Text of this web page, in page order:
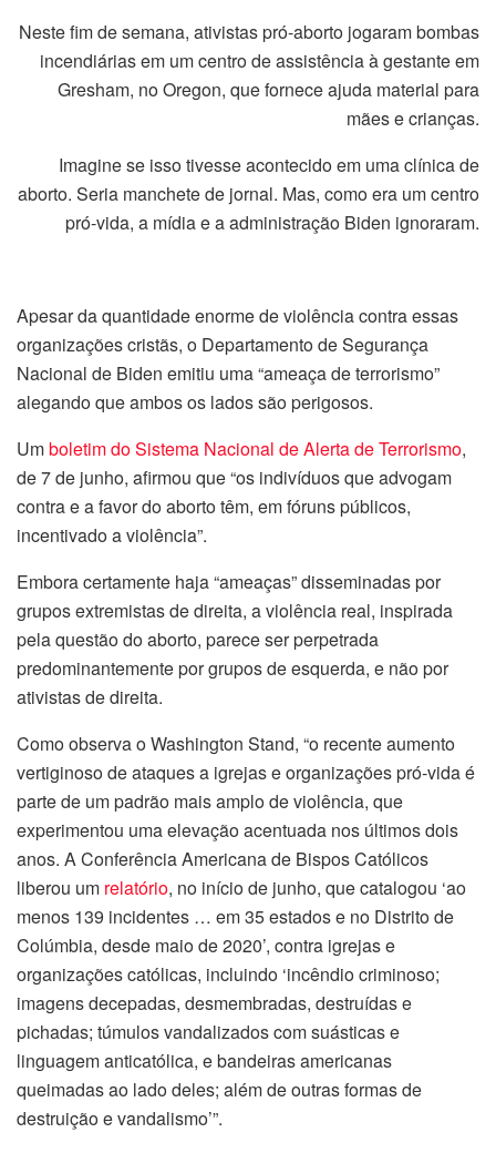
Neste fim de semana, ativistas pró-aborto jogaram bombas
incendiárias em um centro de assistência à gestante em
Gresham, no Oregon, que fornece ajuda material para
mães e crianças.
Imagine se isso tivesse acontecido em uma clínica de
aborto. Seria manchete de jornal. Mas, como era um centro
pró-vida, a mídia e a administração Biden ignoraram.
Apesar da quantidade enorme de violência contra essas
organizações cristãs, o Departamento de Segurança
Nacional de Biden emitiu uma “ameaça de terrorismo”
alegando que ambos os lados são perigosos.
Umboletim do Sistema Nacional de Alerta de Terrorismo,
de 7 de junho, afirmou que “os indivíduos que advogam
contra e a favor do aborto têm, em fóruns públicos,
incentivado a violência”.
Embora certamente haja “ameaças” disseminadas por
grupos extremistas de direita, a violência real, inspirada
pela questão do aborto, parece ser perpetrada
predominantemente por grupos de esquerda, e não por
ativistas de direita.
Como observa o Washington Stand, “o recente aumento
vertiginoso de ataques a igrejas e organizações pró-vida é
parte de um padrão mais amplo de violência, que
experimentou uma elevação acentuada nos últimos dois
anos. A Conferência Americana de Bispos Católicos
liberou um relatório, no início de junho, que catalogou ‘ao
menos 139 incidentes … em 35 estados e no Distrito de
Colúmbia, desde maio de 2020’, contra igrejas e
organizações católicas, incluindo ‘incêndio criminoso;
imagens decepadas, desmembradas, destruídas e
pichadas; túmulos vandalizados com suásticas e
linguagem anticatólica, e bandeiras americanas
queimadas ao lado deles; além de outras formas de
destruição e vandalismo’”.